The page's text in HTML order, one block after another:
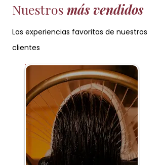
Nuestros más vendidos
Las experiencias favoritas de nuestros
clientes